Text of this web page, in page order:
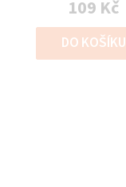
109 Kč
DO KOŠÍKU